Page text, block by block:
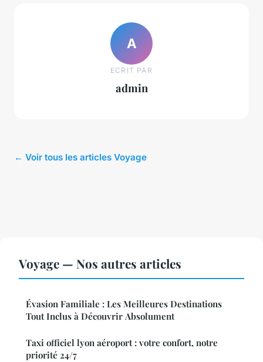
A
ECRIT PAR
admin
← Voir tous les articles Voyage
Voyage — Nos autres articles
Évasion Familiale : Les Meilleures Destinations
Tout Inclus à Découvrir Absolument
Taxi officiel lyon aéroport : votre confort, notre
priorité 24/7